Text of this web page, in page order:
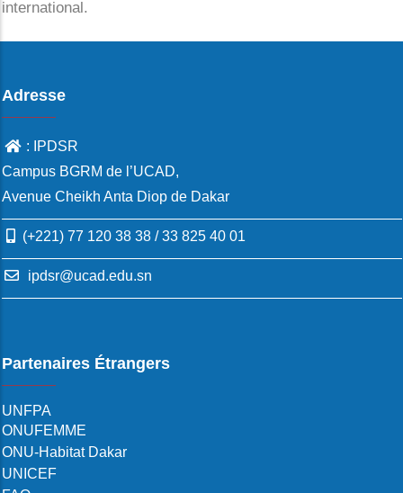
international.
Adresse
: IPDSR
Campus BGRM de l’UCAD,
Avenue Cheikh Anta Diop de Dakar
(+221) 77 120 38 38 / 33 825 40 01
ipdsr@ucad.edu.sn
Partenaires Étrangers
UNFPA
ONUFEMME
ONU-Habitat Dakar
UNICEF